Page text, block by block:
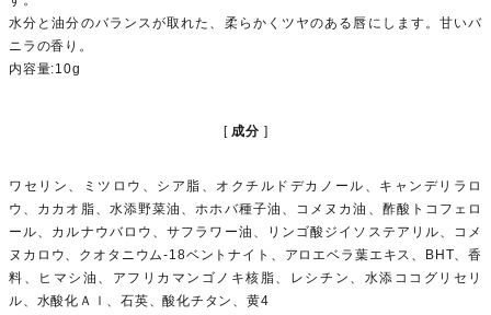
水分と油分のバランスが取れた、柔らかくツヤのある唇にします。甘いバ
ニラの香り。
内容量:10g
成分
ワセリン、ミツロウ、シア脂、オクチルドデカノール、キャンデリラロ
ウ、カカオ脂、水添野菜油、ホホバ種子油、コメヌカ油、酢酸トコフェロ
ール、カルナウバロウ、サフラワー油、リンゴ酸ジイソステアリル、コメ
ヌカロウ、クオタニウム-18ベントナイト、アロエベラ葉エキス、BHT、香
料、ヒマシ油、アフリカマンゴノキ核脂、レシチン、水添ココグリセリ
ル、水酸化Ａｌ、石英、酸化チタン、黄4